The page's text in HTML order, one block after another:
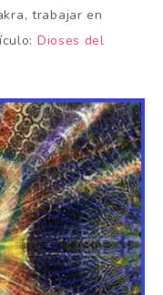
trabajar en
Dioses del